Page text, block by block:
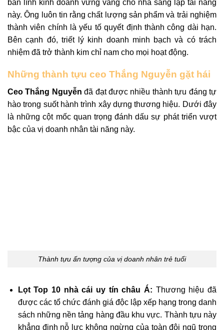
bản lĩnh kinh doanh vững vàng cho nhà sáng lập tài năng
này. Ông luôn tin rằng chất lượng sản phẩm và trải nghiệm
thành viên chính là yếu tố quyết định thành công dài hạn.
Bên cạnh đó, triết lý kinh doanh minh bạch và có trách
nhiệm đã trở thành kim chỉ nam cho mọi hoạt động.
Những thành tựu ceo Thắng Nguyễn gặt hái
Ceo Thắng Nguyễn đã đạt được nhiều thành tựu đáng tự
hào trong suốt hành trình xây dựng thương hiệu. Dưới đây
là những cột mốc quan trọng đánh dấu sự phát triển vượt
bậc của vị doanh nhân tài năng này.
Thành tựu ấn tượng của vị doanh nhân trẻ tuổi
Lọt Top 10 nhà cái uy tín châu Á: Thương hiệu đã
được các tổ chức đánh giá độc lập xếp hạng trong danh
sách những nền tảng hàng đầu khu vực. Thành tựu này
khẳng định nỗ lực không ngừng của toàn đội ngũ trong